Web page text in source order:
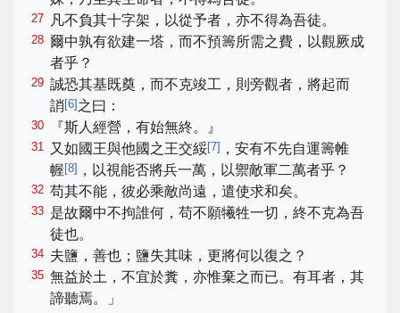
27 凡不負其十字架，以從予者，亦不得為吾徒。
28 爾中孰有欲建一塔，而不預籌所需之費，以觀厥成
者乎？
29 誠恐其基既奠，而不克竣工，則旁觀者，將起而
誚[6] 之曰：
30 『斯人經營，有始無終。』
31 又如國王與他國之王交綏[7] ，安有不先自運籌帷
幄[8] ，以視能否將兵一萬，以禦敵軍二萬者乎？
32 苟其不能，彼必乘敵尚遠，遣使求和矣。
33 是故爾中不拘誰何，苟不願犧牲一切，終不克為吾
徒也。
34 夫鹽，善也；鹽失其味，更將何以復之？
35 無益於土，不宜於糞，亦惟棄之而已。有耳者，其
諦聽焉。」